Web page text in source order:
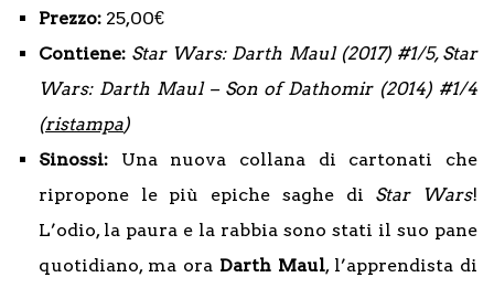
Prezzo: 25,00€
Contiene: Star Wars: Darth Maul (2017) #1/5, Star
Wars: Darth Maul – Son of Dathomir (2014) #1/4
(ristampa)
Sinossi: Una nuova collana di cartonati che
ripropone le più epiche saghe di Star Wars!
L’odio, la paura e la rabbia sono stati il suo pane
quotidiano, ma ora Darth Maul, l’apprendista di